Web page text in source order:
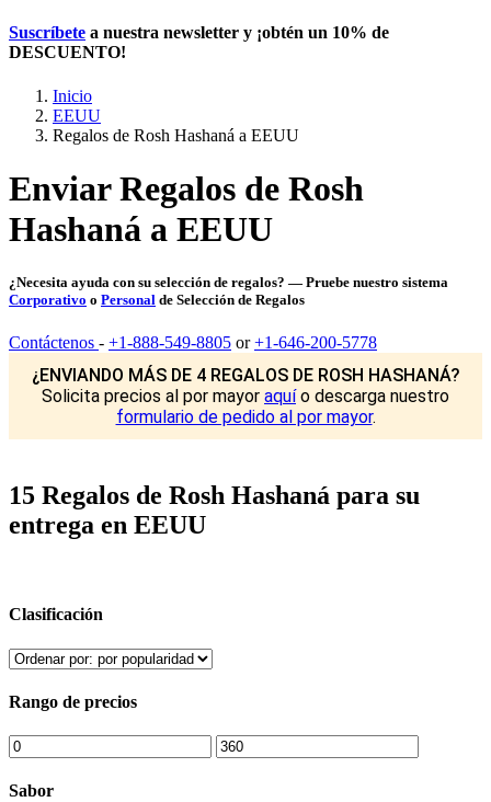
Suscríbete a nuestra newsletter y ¡obtén un 10% de
DESCUENTO!
Inicio
EEUU
Regalos de Rosh Hashaná a EEUU
Enviar Regalos de Rosh
Hashaná a EEUU
¿Necesita ayuda con su selección de regalos? — Pruebe nuestro sistema
Corporativo o Personal de Selección de Regalos
Contáctenos - +1-888-549-8805 or+1-646-200-5778
¿ENVIANDO MÁS DE 4 REGALOS DE ROSH HASHANÁ?
Solicita precios al por mayor aquío descarga nuestro
formulario de pedido al por mayor.
15 Regalos de Rosh Hashaná para su
entrega en EEUU
Clasificación
Rango de precios
Sabor